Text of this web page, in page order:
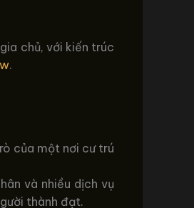
chủ, với kiến trúc
.
của một nơi cư trú
và nhiều dịch vụ
thành đạt.